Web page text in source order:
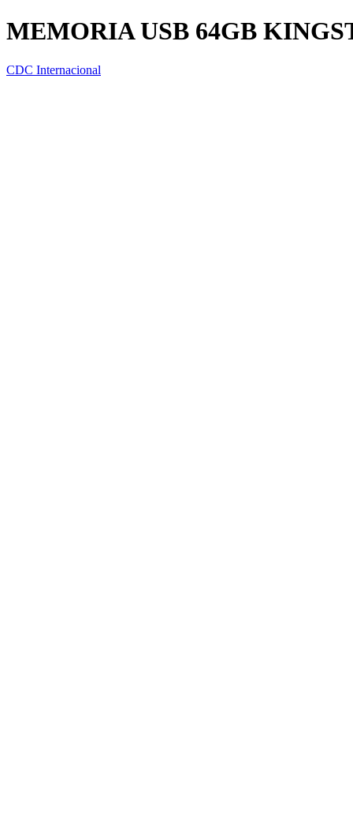
MEMORIA USB 64GB
CDC Internacional